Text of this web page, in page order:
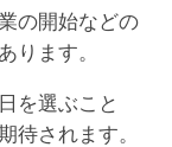
の開始などの
ります。
を選ぶこと
待されます。